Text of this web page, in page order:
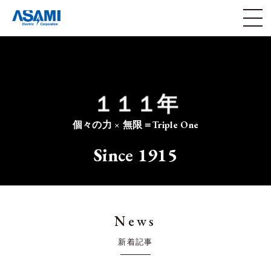
１１１年
１
個々の力 × 無限＝Triple One
Since 1915
News
新着記事